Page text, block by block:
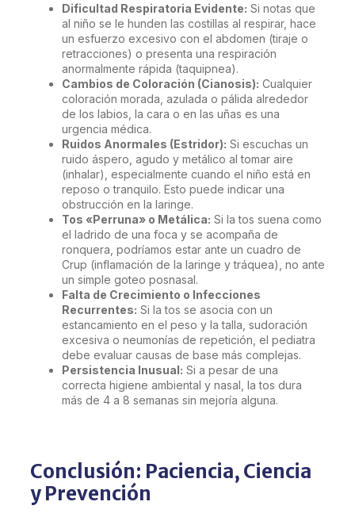
Dificultad Respiratoria Evidente: Si notas que
al niño se le hunden las costillas al respirar, hace
un esfuerzo excesivo con el abdomen (tiraje o
retracciones) o presenta una respiración
anormalmente rápida (taquipnea).
Cambios de Coloración (Cianosis): Cualquier
coloración morada, azulada o pálida alrededor
de los labios, la cara o en las uñas es una
urgencia médica.
Ruidos Anormales (Estridor): Si escuchas un
ruido áspero, agudo y metálico al tomar aire
(inhalar), especialmente cuando el niño está en
reposo o tranquilo. Esto puede indicar una
obstrucción en la laringe.
Tos «Perruna» o Metálica: Si la tos suena como
el ladrido de una foca y se acompaña de
ronquera, podríamos estar ante un cuadro de
Crup (inflamación de la laringe y tráquea), no ante
un simple goteo posnasal.
Falta de Crecimiento o Infecciones
Recurrentes: Si la tos se asocia con un
estancamiento en el peso y la talla, sudoración
excesiva o neumonías de repetición, el pediatra
debe evaluar causas de base más complejas.
Persistencia Inusual: Si a pesar de una
correcta higiene ambiental y nasal, la tos dura
más de 4 a 8 semanas sin mejoría alguna.
Conclusión: Paciencia, Ciencia
y Prevención